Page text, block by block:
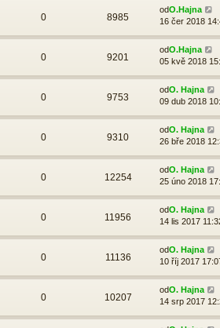
0 8985
odO.Hajna
16 čer 2018
0 9201
odO.Hajna
05 kvě 2018
0 9753
odO. Hajna
09 dub 2018
0 9310
odO. Hajna
26 bře 2018
0 12254
odO. Hajna
25 úno 2018
0 11956
odO. Hajna
14 lis 2017
0 11136
odO. Hajna
10 říj 2017
0 10207
odO. Hajna
14 srp 2017